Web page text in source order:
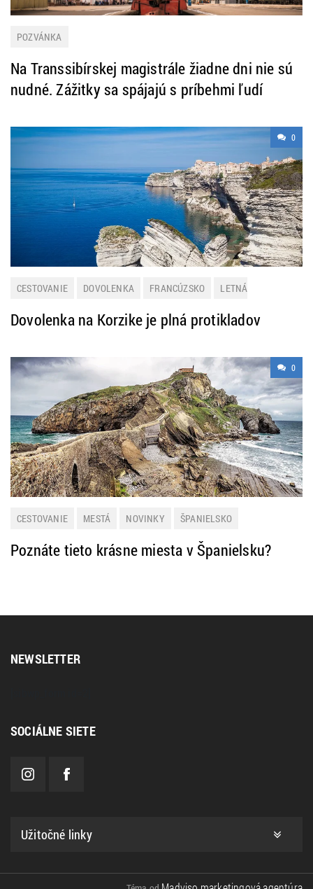
POZVÁNKA
Na Transsibírskej magistrále žiadne dni nie sú
nudné. Zážitky sa spájajú s príbehmi ľudí
0
CESTOVANIE DOVOLENKA FRANCÚZSKO
LETNÁ
Dovolenka na Korzike je plná protikladov
0
CESTOVANIE MESTÁ NOVINKY ŠPANIELSKO
Poznáte tieto krásne miesta v Španielsku?
NEWSLETTER
SOCIÁLNE SIETE
Užitočné linky